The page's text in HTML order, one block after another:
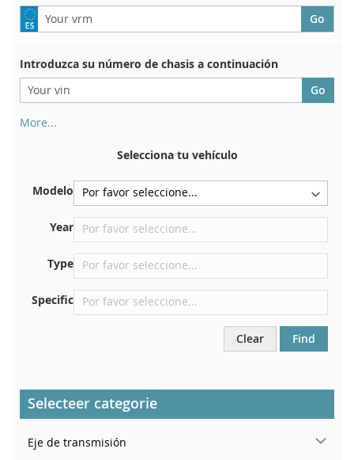
Introduzca su número de chasis a continuación
More...
certificado de registro. Y también en el coche.
En la placa inferior del asiento delantero derecho
Centrar contra el mamparo debajo del capó.
Justo en el compartimento del motor.
En el pilar de la puerta trasera derecha
Selecciona tu vehículo
Modelo
Year
Type
Specific
Clear Find
Selecteer categorie
Eje de transmisión